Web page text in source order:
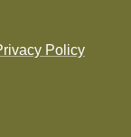
Policy